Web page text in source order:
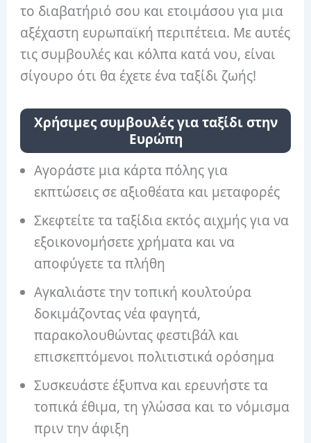
το διαβατήριό σου και ετοιμάσου για μια
αξέχαστη ευρωπαϊκή περιπέτεια. Με αυτές
τις συμβουλές και κόλπα κατά νου, είναι
σίγουρο ότι θα έχετε ένα ταξίδι ζωής!
Χρήσιμες συμβουλές για ταξίδι στην
Ευρώπη
Αγοράστε μια κάρτα πόλης για
εκπτώσεις σε αξιοθέατα και μεταφορές
Σκεφτείτε τα ταξίδια εκτός αιχμής για να
εξοικονομήσετε χρήματα και να
αποφύγετε τα πλήθη
Αγκαλιάστε την τοπική κουλτούρα
δοκιμάζοντας νέα φαγητά,
παρακολουθώντας φεστιβάλ και
επισκεπτόμενοι πολιτιστικά ορόσημα
Συσκευάστε έξυπνα και ερευνήστε τα
τοπικά έθιμα, τη γλώσσα και το νόμισμα
πριν την άφιξη